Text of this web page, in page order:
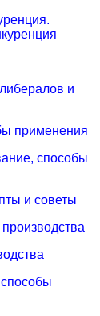
и
применения
способы
и советы